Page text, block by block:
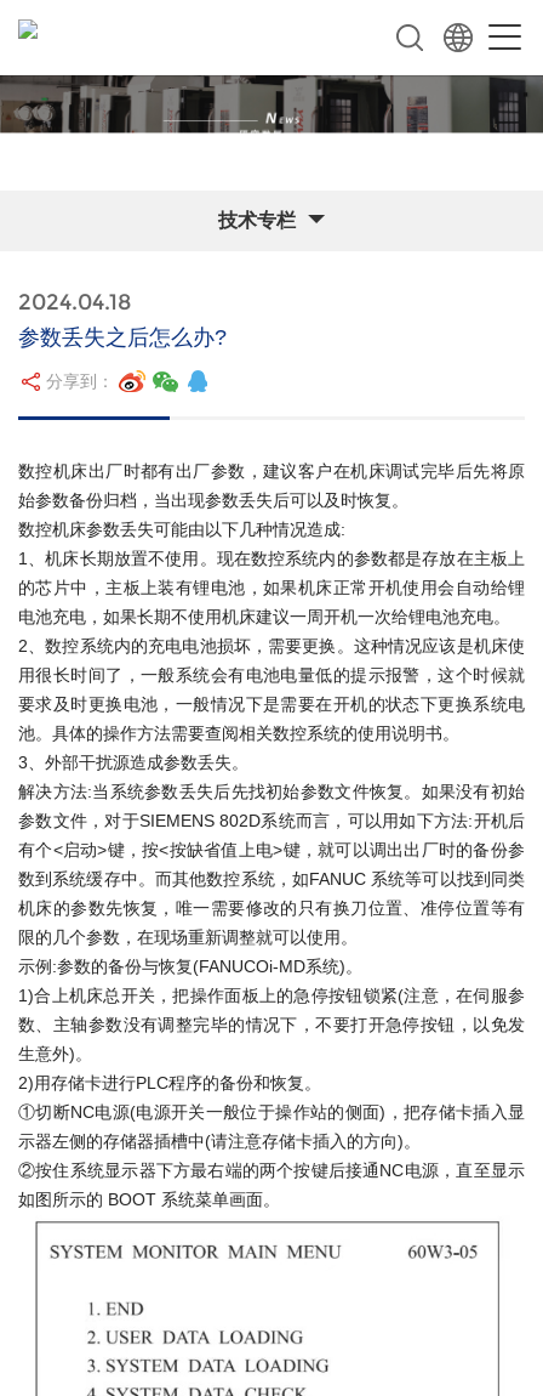
技术专栏
2024.04.18
参数丢失之后怎么办?
分享到：
数控机床出厂时都有出厂参数，建议客户在机床调试完毕后先将原
始参数备份归档，当出现参数丢失后可以及时恢复。
数控机床参数丢失可能由以下几种情况造成:
1、机床长期放置不使用。现在数控系统内的参数都是存放在主板上
的芯片中，主板上装有锂电池，如果机床正常开机使用会自动给锂
电池充电，如果长期不使用机床建议一周开机一次给锂电池充电。
2、数控系统内的充电电池损坏，需要更换。这种情况应该是机床使
用很长时间了，一般系统会有电池电量低的提示报警，这个时候就
要求及时更换电池，一般情况下是需要在开机的状态下更换系统电
池。具体的操作方法需要查阅相关数控系统的使用说明书。
3、外部干扰源造成参数丢失。
解决方法:当系统参数丢失后先找初始参数文件恢复。如果没有初始
参数文件，对于SIEMENS 802D系统而言，可以用如下方法:开机后
有个<启动>键，按<按缺省值上电>键，就可以调出出厂时的备份参
数到系统缓存中。而其他数控系统，如FANUC 系统等可以找到同类
机床的参数先恢复，唯一需要修改的只有换刀位置、准停位置等有
限的几个参数，在现场重新调整就可以使用。
示例:参数的备份与恢复(FANUCOi-MD系统)。
1)合上机床总开关，把操作面板上的急停按钮锁紧(注意，在伺服参
数、主轴参数没有调整完毕的情况下，不要打开急停按钮，以免发
生意外)。
2)用存储卡进行PLC程序的备份和恢复。
①切断NC电源(电源开关一般位于操作站的侧面)，把存储卡插入显
示器左侧的存储器插槽中(请注意存储卡插入的方向)。
②按住系统显示器下方最右端的两个按键后接通NC电源，直至显示
如图所示的 BOOT 系统菜单画面。